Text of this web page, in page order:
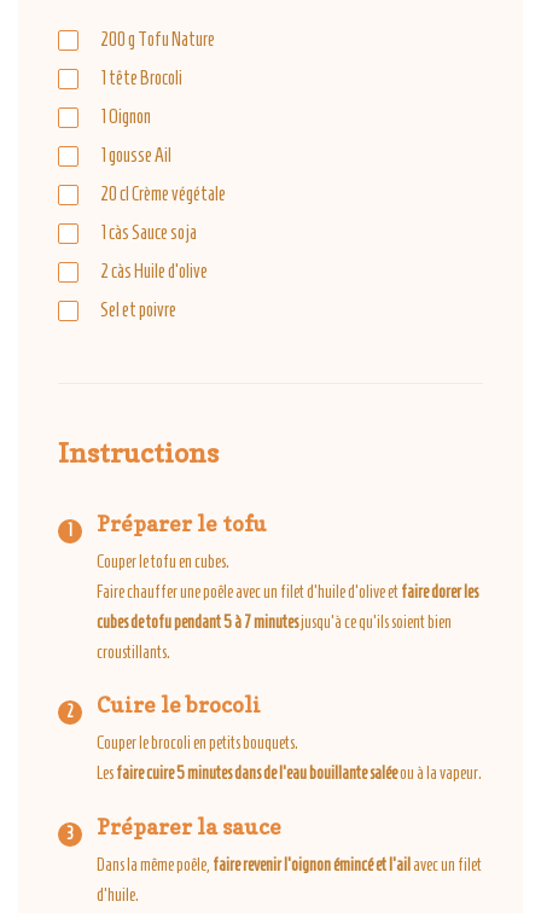
200g Tofu Nature
1 tête Brocoli
1 Oignon
1 gousseAil
20cl Crème végétale
1 càsSauce soja
2càs Huile d'olive
Sel et poivre
Instructions
Préparer le tofu
Couper le tofu en cubes.
Faire chauffer une poêle avec un filet d’huile d’olive etfaire dorer les
cubes de tofu pendant 5 à 7 minutesjusqu’à ce qu’ils soient bien
croustillants.
Cuire le brocoli
Couper le brocoli en petits bouquets.
Lesfaire cuire 5 minutes dans de l’eau bouillante saléeou à la vapeur.
Préparer la sauce
Dans la même poêle, faire revenir l’oignon émincé et l’ail avec un filet
d’huile.